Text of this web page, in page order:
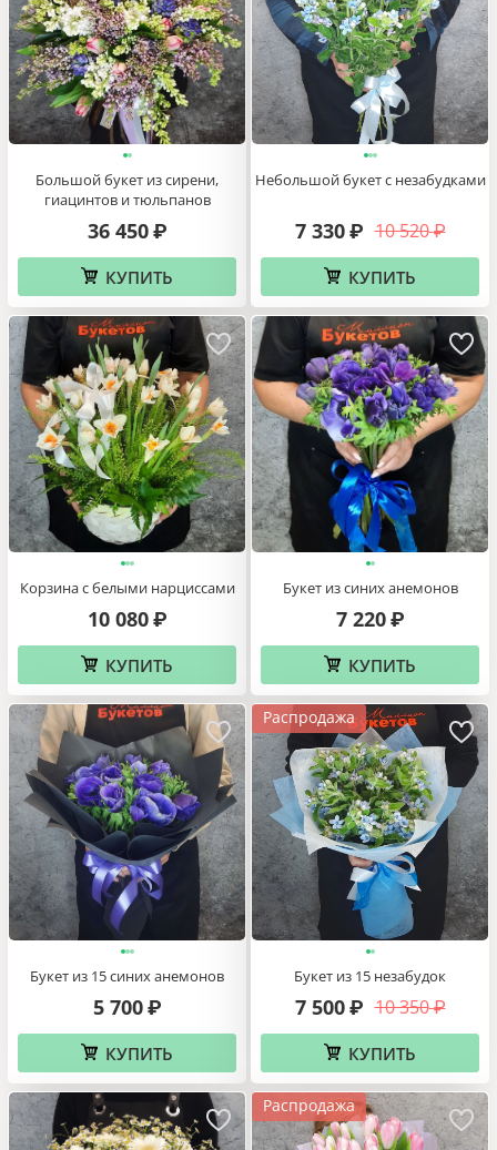
Большой букет из сирени,
гиацинтов и тюльпанов
36 450 ₽
КУПИТЬ
Небольшой букет с незабудками
10 520 ₽
7 330 ₽
КУПИТЬ
Корзина с белыми нарциссами
10 080 ₽
КУПИТЬ
Букет из синих анемонов
7 220 ₽
КУПИТЬ
Букет из 15 синих анемонов
5 700 ₽
КУПИТЬ
Распродажа
Букет из 15 незабудок
10 350 ₽
7 500 ₽
КУПИТЬ
Распродажа